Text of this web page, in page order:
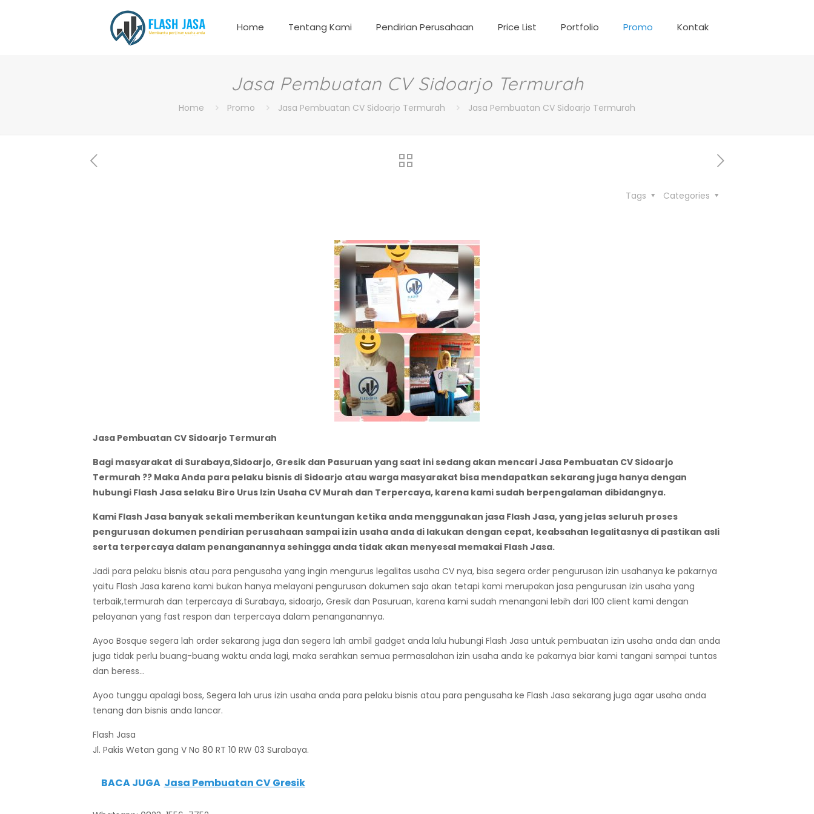
Home Tentang Kami Pendirian Perusahaan Price List Portfolio Promo Kontak
Jasa Pembuatan CV Sidoarjo Termurah
Home Promo Jasa Pembuatan CV Sidoarjo Termurah Jasa Pembuatan CV Sidoarjo Termurah
Categories
Tags
Jasa Pembuatan CV Sidoarjo Termurah
Bagi masyarakat di Surabaya,Sidoarjo, Gresik dan Pasuruan yang saat ini sedang akan mencari Jasa Pembuatan CV Sidoarjo
Termurah ?? Maka Anda para pelaku bisnis di Sidoarjo atau warga masyarakat bisa mendapatkan sekarang juga hanya dengan
hubungi Flash Jasa selaku Biro Urus Izin Usaha CV Murah dan Terpercaya, karena kami sudah berpengalaman dibidangnya.
Kami Flash Jasa banyak sekali memberikan keuntungan ketika anda menggunakan jasa Flash Jasa, yang jelas seluruh proses
pengurusan dokumen pendirian perusahaan sampai izin usaha anda di lakukan dengan cepat, keabsahan legalitasnya di pastikan asli
serta terpercaya dalam penanganannya sehingga anda tidak akan menyesal memakai Flash Jasa.
Jadi para pelaku bisnis atau para pengusaha yang ingin mengurus legalitas usaha CV nya, bisa segera order pengurusan izin usahanya ke pakarnya
yaitu Flash Jasa karena kami bukan hanya melayani pengurusan dokumen saja akan tetapi kami merupakan jasa pengurusan izin usaha yang
terbaik,termurah dan terpercaya di Surabaya, sidoarjo, Gresik dan Pasuruan, karena kami sudah menangani lebih dari 100 client kami dengan
pelayanan yang fast respon dan terpercaya dalam penanganannya.
Ayoo Bosque segera lah order sekarang juga dan segera lah ambil gadget anda lalu hubungi Flash Jasa untuk pembuatan izin usaha anda dan anda
juga tidak perlu buang-buang waktu anda lagi, maka serahkan semua permasalahan izin usaha anda ke pakarnya biar kami tangani sampai tuntas
dan beress…
Ayoo tunggu apalagi boss, Segera lah urus izin usaha anda para pelaku bisnis atau para pengusaha ke Flash Jasa sekarang juga agar usaha anda
tenang dan bisnis anda lancar.
Flash Jasa
Jl. Pakis Wetan gang V No 80 RT 10 RW 03 Surabaya.
BACA JUGA Jasa Pembuatan CV Gresik